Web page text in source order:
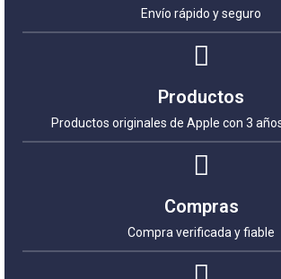
Envío rápido y seguro
Productos
Productos originales de Apple con 3
Compras
Compra verificada y fiable